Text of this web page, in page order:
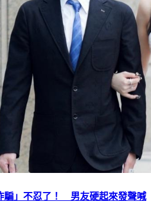
騙」不忍了！ 男友硬起來發聲喊